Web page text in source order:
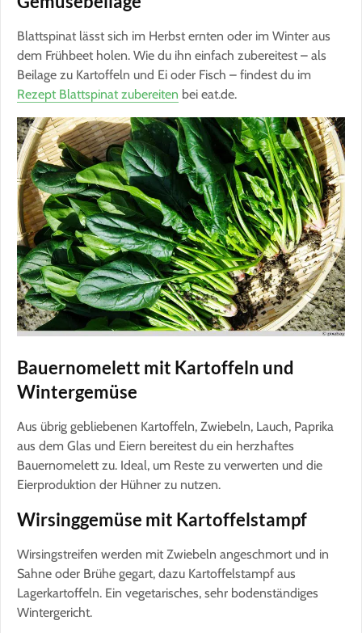
Blattspinat lässt sich im Herbst ernten oder im Winter aus
dem Frühbeet holen. Wie du ihn einfach zubereitest – als
Beilage zu Kartoffeln und Ei oder Fisch – findest du im
Rezept Blattspinat zubereiten bei eat.de.
Bauernomelett mit Kartoffeln und
Wintergemüse
Aus übrig gebliebenen Kartoffeln, Zwiebeln, Lauch, Paprika
aus dem Glas und Eiern bereitest du ein herzhaftes
Bauernomelett zu. Ideal, um Reste zu verwerten und die
Eierproduktion der Hühner zu nutzen.
Wirsinggemüse mit Kartoffelstampf
Wirsingstreifen werden mit Zwiebeln angeschmort und in
Sahne oder Brühe gegart, dazu Kartoffelstampf aus
Lagerkartoffeln. Ein vegetarisches, sehr bodenständiges
Wintergericht.